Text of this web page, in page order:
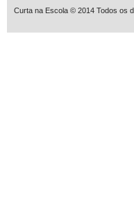
Curta na Escola © 2014 Todos os